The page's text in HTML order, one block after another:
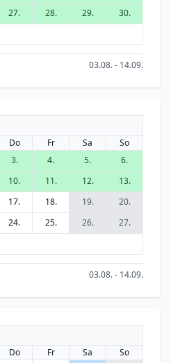
27. 28. 29.
30.
03.08. - 14.09.
Do Fr Sa
So
3. 4. 5.
6.
10. 11. 12.
13.
17. 18. 19.
20.
24. 25. 26.
27.
03.08. - 14.09.
Do Fr Sa
So